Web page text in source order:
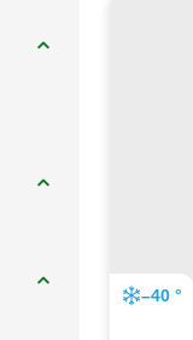
–40 °